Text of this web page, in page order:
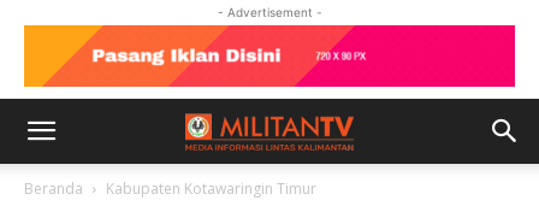
- Advertisement -
Beranda Kabupaten Kotawaringin Timur